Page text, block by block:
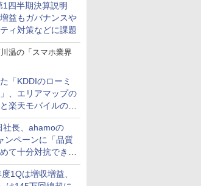
1四半期決算説明
益もガバナンスや
ィ対策などに課題
温の「スマホ業界
「KDDIのローミ
、エリアマップの
楽天モバイルの課
社長、ahamoの
ンペーンに「品質
て十分対抗でき
1Qは増収増益、